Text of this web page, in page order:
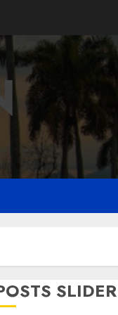
SLIDER